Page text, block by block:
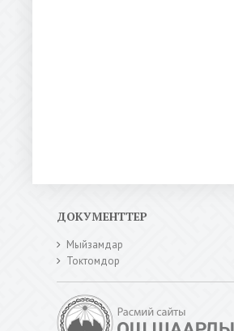
ДОКУМЕНТТЕР
Мыйзамдар
Токтомдор